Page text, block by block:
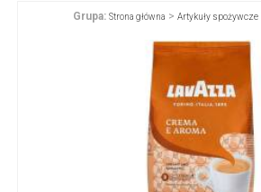
Grupa: Strona główna > Artykuły spożywcze